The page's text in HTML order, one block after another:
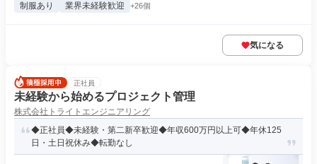
制服あり 業界未経験歓迎 +26個
気になる
正社員
未経験から始めるプロジェクト管理
株式会社トライトエンジニアリング
◆正社員◆未経験・第二新卒歓迎◆年収600万円以上可◆年休125
日・土日祝休み◆転勤なし